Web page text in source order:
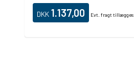
DKK 1.137,00
Evt. fragt tillægges.